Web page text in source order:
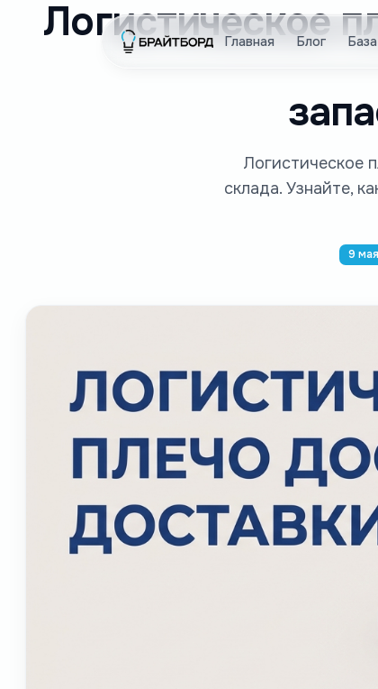
Главная Блог
Логистическое
Логистическое
склада. Узнайте,
9